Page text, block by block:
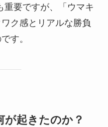
重要ですが、「ウマキ
ク感とリアルな勝負
す。
が起きたのか？